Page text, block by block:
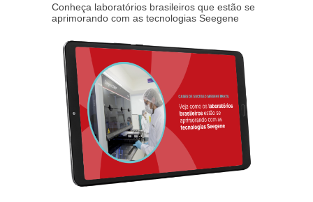
Conheça laboratórios brasileiros que estão se
aprimorando com as tecnologias Seegene